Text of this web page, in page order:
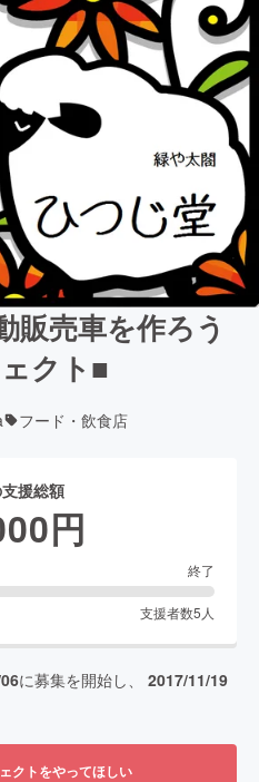
販売車を作ろう
クト■
フード・飲食店
援総額
円
終了
支援者数5 人
に募集を開始し、 2017/11/19
クトをやってほしい